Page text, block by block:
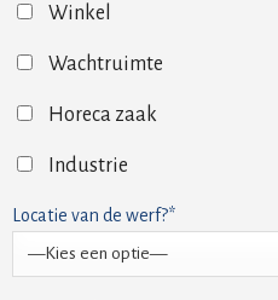
Winkel
Wachtruimte
Horeca zaak
Industrie
Locatie van de werf?*